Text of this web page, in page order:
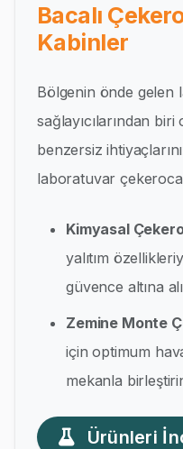
Bacalı
Kabinler
Bölgenin önde gelen
sağlayıcılarından
benzersiz
laboratuvar
Kimyasal
yalıtım
güvence altına
Zemine Monte
için optimum
mekanla
Ürünleri